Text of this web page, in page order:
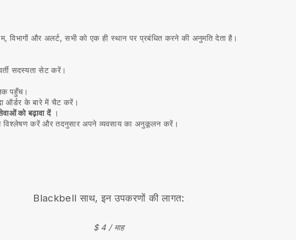
और अलर्ट, सभी को एक ही स्थान पर प्रबंधित करने की अनुमति देता है।
सदस्यता सेट करें।
पहुँच।
ऑर्डर के बारे में चैट करें।
को बढ़ावा दें।
करें और तदनुसार अपने व्यवसाय का अनुकूलन करें।
Blackbell साथ, इन उपकरणों की लागत:
$ 4 / माह